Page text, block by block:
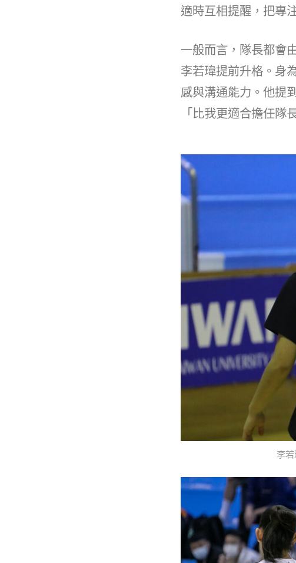
適時互相提醒，把專
一般而言，隊長都會
李若瑋提前升格。身
感與溝通能力。他提
「比我更適合擔任隊
李